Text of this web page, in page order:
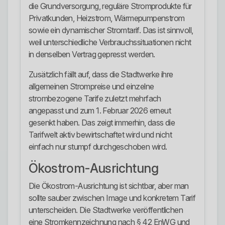
die Grundversorgung, reguläre Stromprodukte für
Privatkunden, Heizstrom, Wärmepumpenstrom
sowie ein dynamischer Stromtarif. Das ist sinnvoll,
weil unterschiedliche Verbrauchssituationen nicht
in denselben Vertrag gepresst werden.
Zusätzlich fällt auf, dass die Stadtwerke ihre
allgemeinen Strompreise und einzelne
strombezogene Tarife zuletzt mehrfach
angepasst und zum 1. Februar 2026 erneut
gesenkt haben. Das zeigt immerhin, dass die
Tarifwelt aktiv bewirtschaftet wird und nicht
einfach nur stumpf durchgeschoben wird.
Ökostrom-Ausrichtung
Die Ökostrom-Ausrichtung ist sichtbar, aber man
sollte sauber zwischen Image und konkretem Tarif
unterscheiden. Die Stadtwerke veröffentlichen
eine Stromkennzeichnung nach § 42 EnWG und